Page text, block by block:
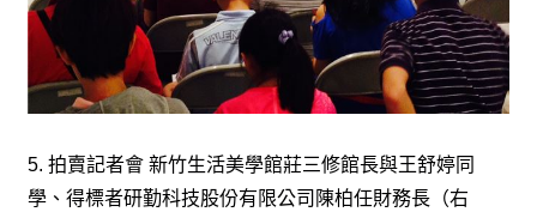
5. 拍賣記者會 新竹生活美學館莊三修館長與王舒婷同
學、得標者研勤科技股份有限公司陳柏任財務長（右